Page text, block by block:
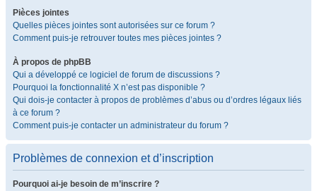
Pièces jointes
Quelles pièces jointes sont autorisées sur ce forum ?
Comment puis-je retrouver toutes mes pièces jointes ?
À propos de phpBB
Qui a développé ce logiciel de forum de discussions ?
Pourquoi la fonctionnalité X n’est pas disponible ?
Qui dois-je contacter à propos de problèmes d’abus ou d’ordres légaux liés
à ce forum ?
Comment puis-je contacter un administrateur du forum ?
Problèmes de connexion et d’inscription
Pourquoi ai-je besoin de m’inscrire ?